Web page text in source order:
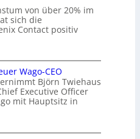
von über 20% im
sich die
Contact positiv
Wago-CEO
Björn Twiehaus
Executive Officer
mit Hauptsitz in